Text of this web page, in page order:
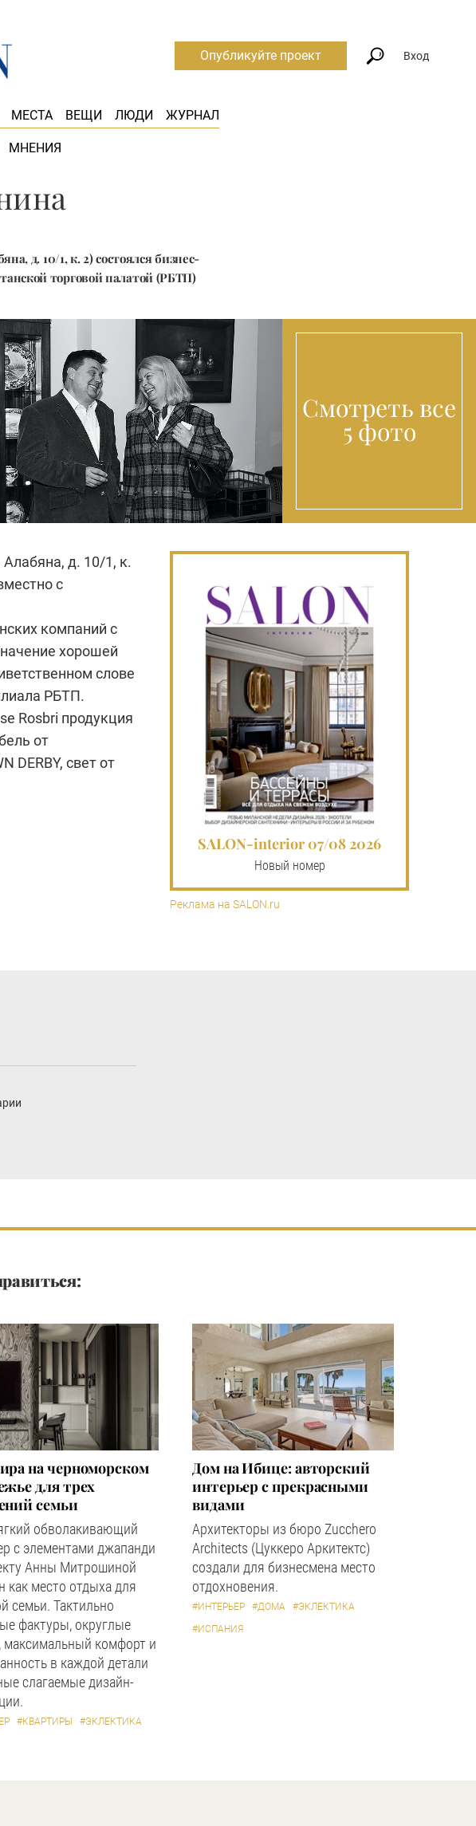
МЕСТА ВЕЩИ ЛЮДИ ЖУРНАЛ
МНЕНИЯ
Опубликуйте проект Вход
д. 10/1, к. 2) состоялся бизнес-
торговой палатой (РБТП)
Смотреть все
5 фото
Алабяна, д. 10/1, к.
с
компаний с
хорошей
слове
РБТП.
Rosbri продукция
от
DERBY, свет от
SALON-interior 07/08 2026
Новый номер
Реклама на SALON.ru
на черноморском
для трех
семьи
обволакивающий
с элементами джапанди
Анны Митрошиной
как место отдыха для
семьи. Тактильно
фактуры, округлые
комфорт и
в каждой детали
слагаемые дизайн-
#КВАРТИРЫ
#ЭКЛЕКТИКА
Дом на Ибице: авторский
интерьер с прекрасными
видами
Архитекторы из бюро Zucchero
Architects (Цуккеро Аркитектс)
создали для бизнесмена место
отдохновения.
#ИНТЕРЬЕР #ДОМА
#ЭКЛЕКТИКА
#ИСПАНИЯ